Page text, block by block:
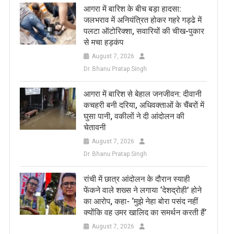
आगरा में बारिश के बीच बड़ा हादसा:
जलभराव में अनियंत्रित होकर गहरे गड्ढे में
पलटा ऑटोरिक्शा, सवारियों की चीख-पुकार
से मचा हड़कंप
August 7, 2026
Dr. Bhanu Pratap Singh
आगरा में बारिश से बेहाल जनजीवन: दीवानी
कचहरी बनी दरिया, अधिवक्ताओं के चैंबरों में
घुसा पानी, वकीलों ने दी आंदोलन की
चेतावनी
August 7, 2026
Dr. Bhanu Pratap Singh
रांची में छात्र आंदोलन के दौरान स्याही
फेंकने वाले शख्स ने लगाया ‘देशद्रोही’ होने
का आरोप, कहा- ‘मुझे नेहा बोरा पसंद नहीं
क्योंकि वह उमर खालिद का समर्थन करती हैं’
August 7, 2026